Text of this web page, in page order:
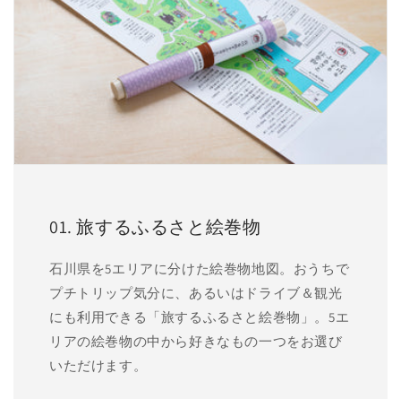
01. 旅するふるさと絵巻物
石川県を5エリアに分けた絵巻物地図。おうちで
プチトリップ気分に、あるいはドライブ＆観光
にも利用できる「旅するふるさと絵巻物」。5エ
リアの絵巻物の中から好きなもの一つをお選び
いただけます。